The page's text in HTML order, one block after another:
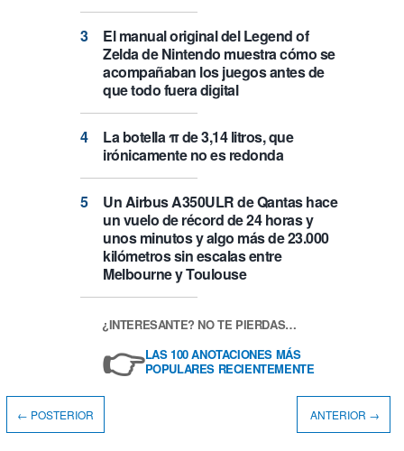
El manual original del Legend of
Zelda de Nintendo muestra cómo se
acompañaban los juegos antes de
que todo fuera digital
La botella π de 3,14 litros, que
irónicamente no es redonda
Un Airbus A350ULR de Qantas hace
un vuelo de récord de 24 horas y
unos minutos y algo más de 23.000
kilómetros sin escalas entre
Melbourne y Toulouse
¿INTERESANTE? NO TE PIERDAS…
👉LAS 100 ANOTACIONES MÁS
POPULARES RECIENTEMENTE
← POSTERIOR ANTERIOR →